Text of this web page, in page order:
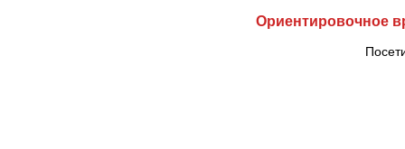
Ориентировочное